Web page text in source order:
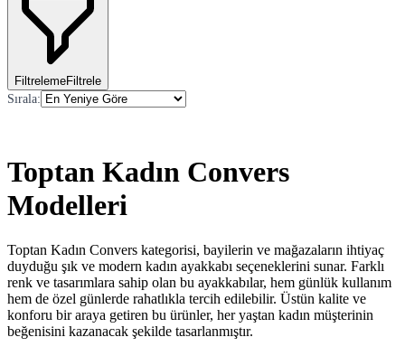
FiltrelemeFiltrele
Sırala:
Toptan Kadın Convers
Modelleri
Toptan Kadın Convers kategorisi, bayilerin ve mağazaların ihtiyaç
duyduğu şık ve modern kadın ayakkabı seçeneklerini sunar. Farklı
renk ve tasarımlara sahip olan bu ayakkabılar, hem günlük kullanım
hem de özel günlerde rahatlıkla tercih edilebilir. Üstün kalite ve
konforu bir araya getiren bu ürünler, her yaştan kadın müşterinin
beğenisini kazanacak şekilde tasarlanmıştır.